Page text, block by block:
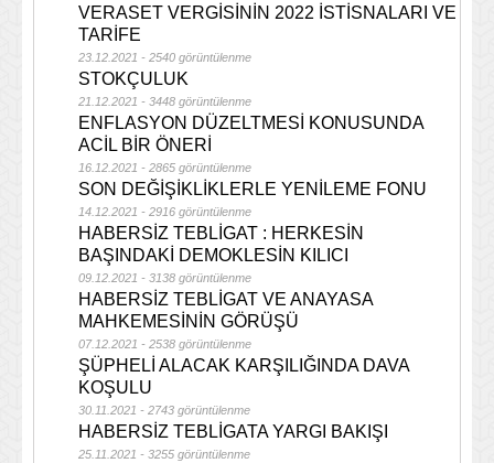
VERASET VERGİSİNİN 2022 İSTİSNALARI VE
TARİFE
23.12.2021 - 2540 görüntülenme
STOKÇULUK
21.12.2021 - 3448 görüntülenme
ENFLASYON DÜZELTMESİ KONUSUNDA
ACİL BİR ÖNERİ
16.12.2021 - 2865 görüntülenme
SON DEĞİŞİKLİKLERLE YENİLEME FONU
14.12.2021 - 2916 görüntülenme
HABERSİZ TEBLİGAT : HERKESİN
BAŞINDAKİ DEMOKLESİN KILICI
09.12.2021 - 3138 görüntülenme
HABERSİZ TEBLİGAT VE ANAYASA
MAHKEMESİNİN GÖRÜŞÜ
07.12.2021 - 2538 görüntülenme
ŞÜPHELİ ALACAK KARŞILIĞINDA DAVA
KOŞULU
30.11.2021 - 2743 görüntülenme
HABERSİZ TEBLİGATA YARGI BAKIŞI
25.11.2021 - 3255 görüntülenme